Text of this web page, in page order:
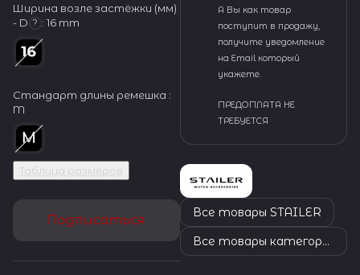
Ширина возле застёжки (мм)
- D ? : 16 mm
Стандарт длины ремешка :
M
Таблица размеров
Подписаться
А Вы как товар
поступит в продажу,
получите уведомление
на Email который
укажете.
ПРЕДОПЛАТА НЕ
ТРЕБУЕТСЯ
Все товары STAILER
Все товары категории